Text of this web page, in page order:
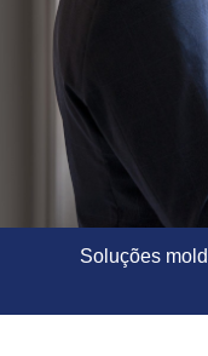
Soluções